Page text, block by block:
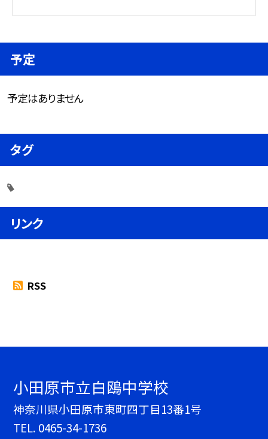
予定
予定はありません
タグ
リンク
RSS
小田原市立白鴎中学校
神奈川県小田原市東町四丁目13番1号
TEL. 0465-34-1736